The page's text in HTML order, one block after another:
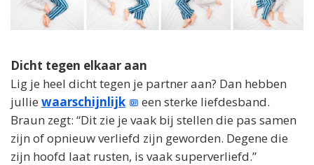
Dicht tegen elkaar aan
Lig je heel dicht tegen je partner aan? Dan hebben
jullie waarschijnlijk
een sterke liefdesband.
Braun zegt: “Dit zie je vaak bij stellen die pas samen
zijn of opnieuw verliefd zijn geworden. Degene die
zijn hoofd laat rusten, is vaak superverliefd.”